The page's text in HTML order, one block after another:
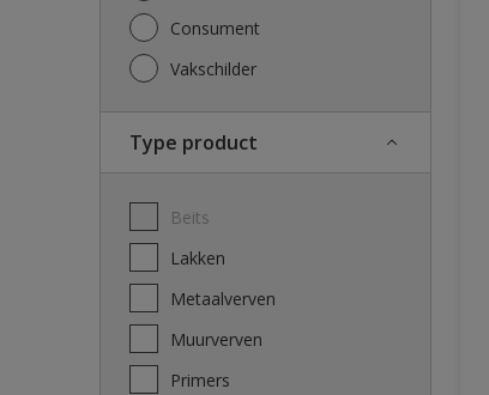
Consument
Vakschilder
Type product
Beits
Lakken
Metaalverven
Muurverven
Primers